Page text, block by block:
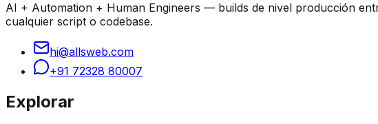
AI + Automation + Human Engineers — builds de nivel producción
cualquier script o codebase.
hi@allsweb.com
+91 72328 80007
Explorar